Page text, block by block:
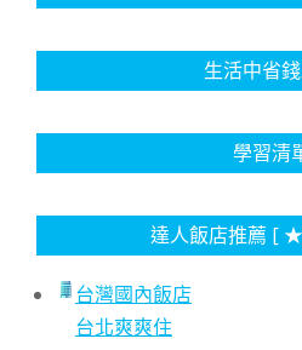
生活中省
學習清
達人飯店推薦 [
台灣國內飯店
台北爽爽住